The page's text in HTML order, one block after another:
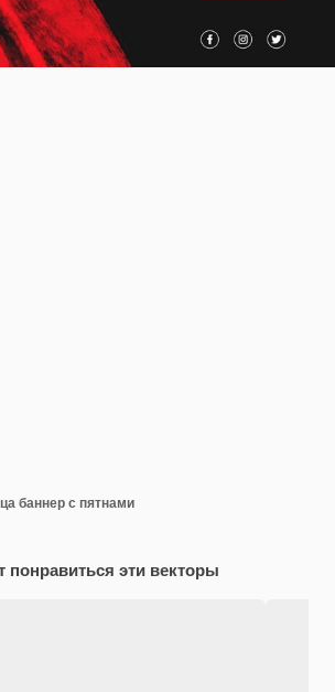
баннер с пятнами
понравиться эти векторы